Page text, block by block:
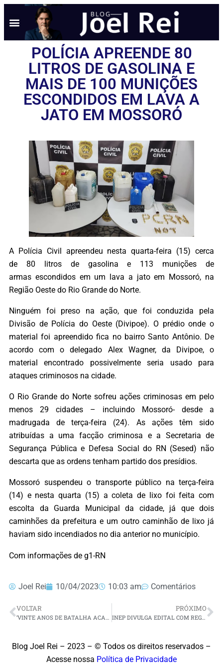
POLÍCIA APREENDE 80
LITROS DE GASOLINA E
MAIS DE 100 MUNIÇÕES
ESCONDIDOS EM LAVA A
JATO EM MOSSORÓ
A Polícia Civil apreendeu nesta quarta-feira (15) cerca
de 80 litros de gasolina e 113 munições de
armas escondidos em um lava a jato em Mossoró, na
Região Oeste do Rio Grande do Norte.
Ninguém foi preso na ação, que foi conduzida pela
Divisão de Polícia do Oeste (Divipoe). O prédio onde o
material foi apreendido fica no bairro Santo Antônio. De
acordo com o delegado Alex Wagner, da Divipoe, o
material encontrado possivelmente seria usado para
ataques criminosos na cidade.
O Rio Grande do Norte sofreu ações criminosas em pelo
menos 29 cidades – incluindo Mossoró- desde a
madrugada de terça-feira (24). As ações têm sido
atribuídas a uma facção criminosa e a Secretaria de
Segurança Pública e Defesa Social do RN (Sesed) não
descarta que as ordens tenham partido dos presídios.
Mossoró suspendeu o transporte público na terça-feira
(14) e nesta quarta (15) a coleta de lixo foi feita com
escolta da Guarda Municipal da cidade, já que dois
caminhões da prefeitura e um outro caminhão de lixo já
haviam sido incendiados no dia anterior no município.
Com informações de g1-RN
Joel Rei 10/04/2023 10:03 am Comentários
VOLTAR PRÓXIMO
INEP DIVULGA EDITAL COM REGRAS DO ENCCEJA 2023
Blog Joel Rei – 2023 – © Todos os direitos reservados –
Acesse nossa Política de Privacidade